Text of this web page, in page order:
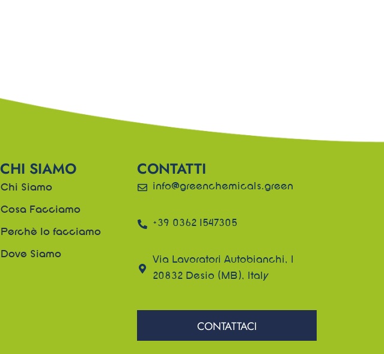
CHI SIAMO
Chi Siamo
Cosa Facciamo
Perchè lo facciamo
Dove Siamo
CONTATTI
info@greenchemicals.green
+39 0362 1547305
Via Lavoratori Autobianchi, 1
20832 Desio (MB), Italy
CONTATTACI